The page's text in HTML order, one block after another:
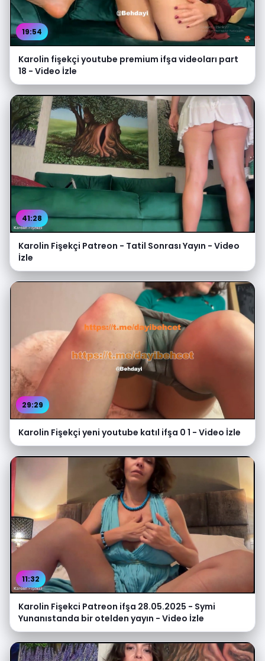
19:54
Karolin fişekçi youtube premium ifşa videoları part
18 - Video İzle
41:28
Karolin Fişekçi Patreon - Tatil Sonrası Yayın - Video
İzle
29:29
Karolin Fişekçi yeni youtube katıl ifşa 0 1 - Video İzle
11:32
Karolin Fişekci Patreon ifşa 28.05.2025 - Symi
Yunanıstanda bir otelden yayın - Video İzle